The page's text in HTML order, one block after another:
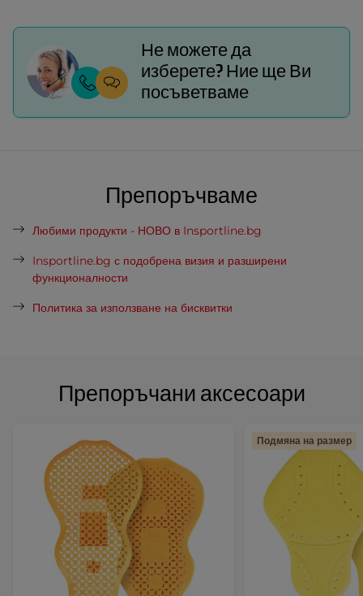
Препоръчани аксесоари
Подмяна на размер
Не можете да
изберете? Ние ще Ви
посъветваме
Препоръчваме
Любими продукти - НОВО в Insportline.bg
Insportline.bg с подобрена визия и разширени
функционалности
Политика за използване на бисквитки